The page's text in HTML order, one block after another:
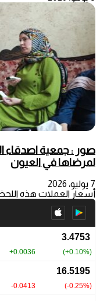
صور : جمعية اصدقاء
لمرضاها في العيون
7 يوليو، 2026
أسعار العملات هذه